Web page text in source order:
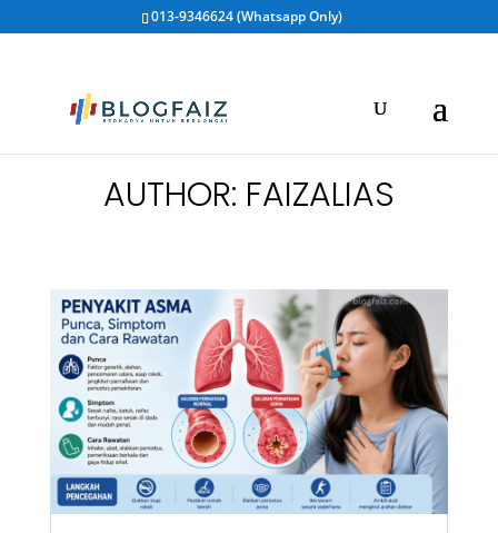
013-9346624 (Whatsapp Only)
AUTHOR: FAIZALIAS